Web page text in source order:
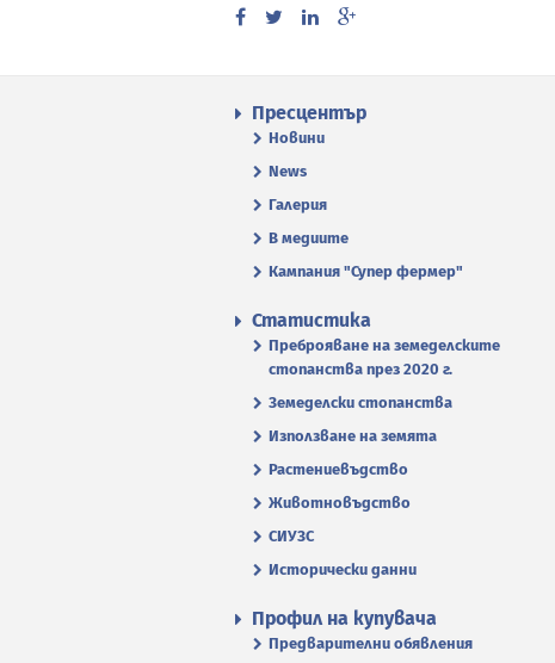
Пресцентър
Новини
News
Галерия
В медиите
Кампания "Супер фермер"
Статистика
Преброяване на земеделските
стопанства през 2020 г.
Земеделски стопанства
Използване на земята
Растениевъдство
Животновъдство
СИУЗС
Исторически данни
Профил на купувача
Предварителни обявления